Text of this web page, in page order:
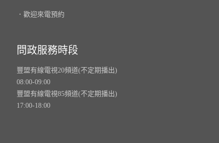
．歡迎來電預約
問政服務時段
豐盟有線電視20頻道(不定期播出)
08:00-09:00
豐盟有線電視85頻道(不定期播出)
17:00-18:00